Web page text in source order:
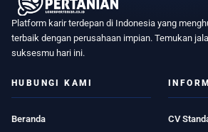
Platform karir terdepan di Indonesia yang
terbaik dengan perusahaan impian. Temukan
suksesmu hari ini.
HUBUNGI KAMI
Beranda
CV